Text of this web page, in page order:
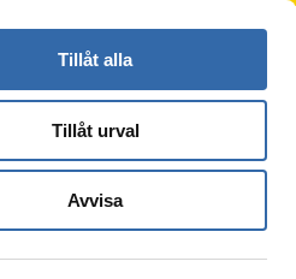
Tillåt alla
Tillåt urval
Avvisa
Logga in Translate